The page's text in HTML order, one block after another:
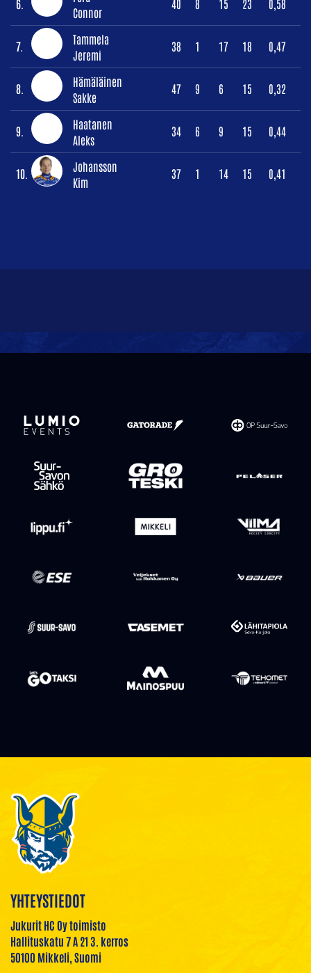
6.
Connor
40 8 15 23 0,58
7.
Tammela
Jeremi
38 1 17 18 0,47
8.
Hämäläinen
Sakke
47 9 6 15 0,32
9.
Haatanen
Aleks
34 6 9 15 0,44
10.
Johansson
Kim
37 1 14 15 0,41
YHTEYSTIEDOT
Jukurit HC Oy toimisto
Hallituskatu 7 A 21 3. kerros
50100 Mikkeli, Suomi